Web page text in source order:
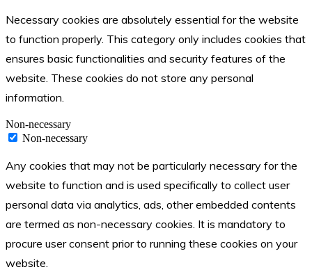
Necessary cookies are absolutely essential for the website
to function properly. This category only includes cookies that
ensures basic functionalities and security features of the
website. These cookies do not store any personal
information.
Non-necessary
Non-necessary
Any cookies that may not be particularly necessary for the
website to function and is used specifically to collect user
personal data via analytics, ads, other embedded contents
are termed as non-necessary cookies. It is mandatory to
procure user consent prior to running these cookies on your
website.